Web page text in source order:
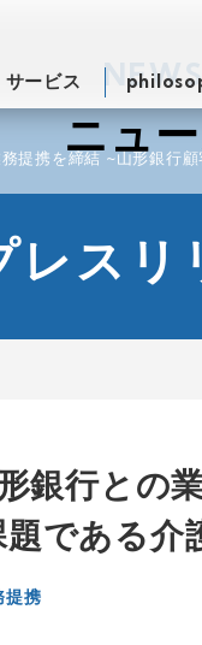
サービス
ニュ
提携を締結 ~山形銀行
レスリ
銀行との
である介
提携